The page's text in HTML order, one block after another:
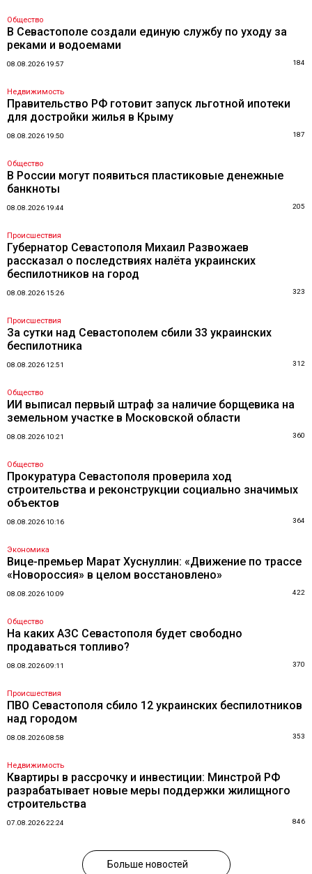
Общество
В Севастополе создали единую службу по уходу за
реками и водоемами
08.08.2026 19:57 184
Недвижимость
Правительство РФ готовит запуск льготной ипотеки
для достройки жилья в Крыму
08.08.2026 19:50 187
Общество
В России могут появиться пластиковые денежные
банкноты
08.08.2026 19:44 205
Происшествия
Губернатор Севастополя Михаил Развожаев
рассказал о последствиях налёта украинских
беспилотников на город
08.08.2026 15:26 323
Происшествия
За сутки над Севастополем сбили 33 украинских
беспилотника
08.08.2026 12:51 312
Общество
ИИ выписал первый штраф за наличие борщевика на
земельном участке в Московской области
08.08.2026 10:21 360
Общество
Прокуратура Севастополя проверила ход
строительства и реконструкции социально значимых
объектов
08.08.2026 10:16 364
Экономика
Вице-премьер Марат Хуснуллин: «Движение по трассе
«Новороссия» в целом восстановлено»
08.08.2026 10:09 422
Общество
На каких АЗС Севастополя будет свободно
продаваться топливо?
08.08.2026 09:11 370
Происшествия
ПВО Севастополя сбило 12 украинских беспилотников
над городом
08.08.2026 08:58 353
Недвижимость
Квартиры в рассрочку и инвестиции: Минстрой РФ
разрабатывает новые меры поддержки жилищного
строительства
07.08.2026 22:24 846
Больше новостей